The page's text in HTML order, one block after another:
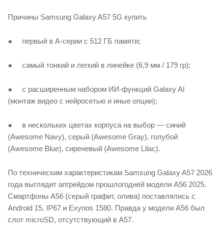
Причины Samsung Galaxy A57 5G купить
● первый в А-серии с 512 ГБ памяти;
● самый тонкий и легкий в линейке (6,9 мм / 179 гр);
● с расширенным набором ИИ-функций Galaxy AI
(монтаж видео с нейросетью и иные опции);
● в нескольких цветах корпуса на выбор — синий
(Awesome Navy), серый (Awesome Gray), голубой
(Awesome Blue), сиреневый (Awesome Lilac).
По техническим характеристикам Samsung Galaxy A57 2026
года выглядит апгрейдом прошлогодней модели А56 2025.
Смартфоны А56 (серый графит, олива) поставлялись с
Android 15, IP67 и Exynos 1580. Правда у модели А56 был
слот microSD, отсутствующий в А57.